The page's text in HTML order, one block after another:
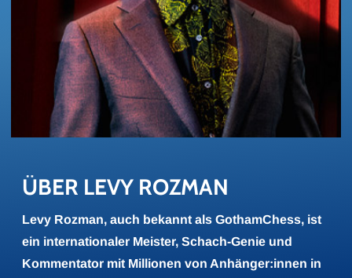
ÜBER LEVY ROZ­MAN
Levy Rozman, auch bekannt als GothamChess, ist
ein internationaler Meister, Schach-Genie und
Kommentator mit Millionen von Anhänger:innen in